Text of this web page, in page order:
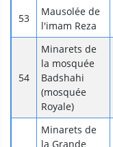
Mausolée de
l'imam Reza
Minarets de
la mosquée
Badshahi
(mosquée
Royale)
Minarets de
la Grande